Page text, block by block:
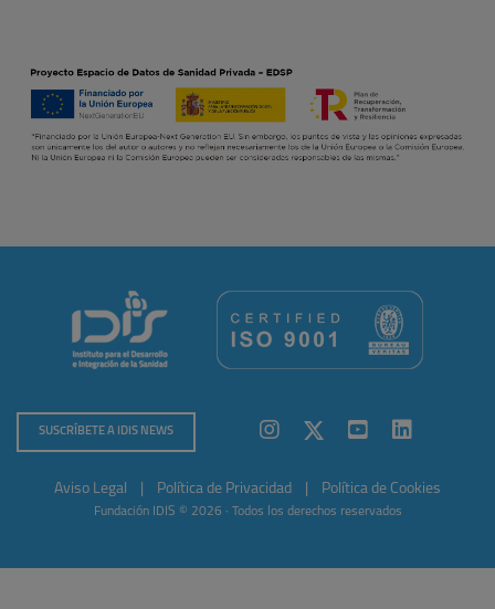
SUSCRÍBETE A IDIS NEWS
Aviso Legal Política de Privacidad Política de Cookies
Fundación IDIS © 2026 · Todos los derechos reservados